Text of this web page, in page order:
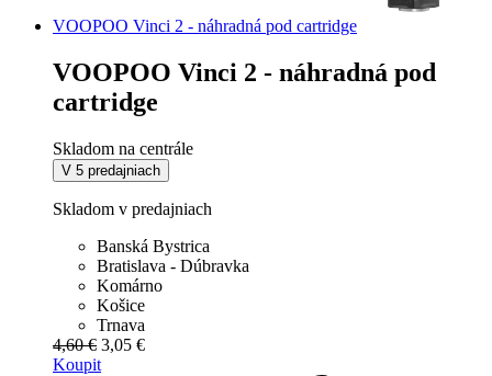
VOOPOO Vinci 2 - náhradná pod cartridge
VOOPOO Vinci 2 - náhradná pod
cartridge
Skladom na centrále
V 5 predajniach
Skladom v predajniach
Banská Bystrica
Bratislava - Dúbravka
Komárno
Košice
Trnava
4,60 € 3,05 €
Koupit